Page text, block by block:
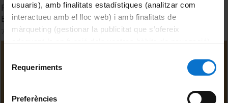
usuaris), amb finalitats estadístiques (analitzar com
interactueu amb el lloc web) i amb finalitats de
màrqueting (gestionar la publicitat que s’ofereix
consultar laPolítica de galetes del lloc web de la
Requeriments
Preferències
Programes artístics de palaus i/o cases senyorials a
Barcelona. Debat 1
7 maig, 2015